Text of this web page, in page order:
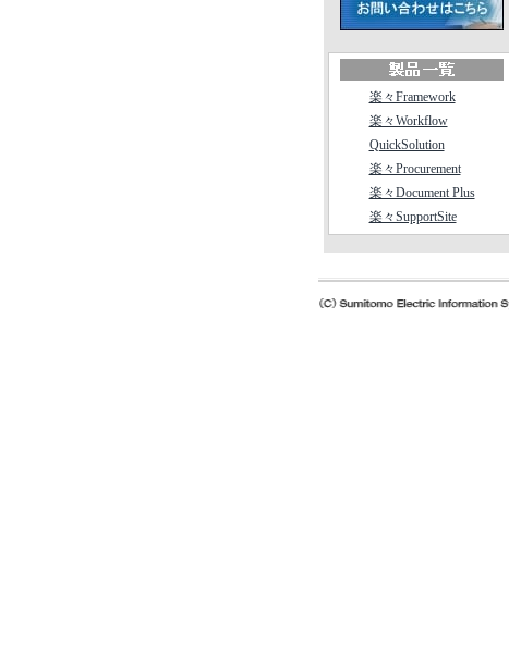
楽々Framework
楽々Workflow
QuickSolution
楽々Procurement
楽々Document Plus
楽々SupportSite